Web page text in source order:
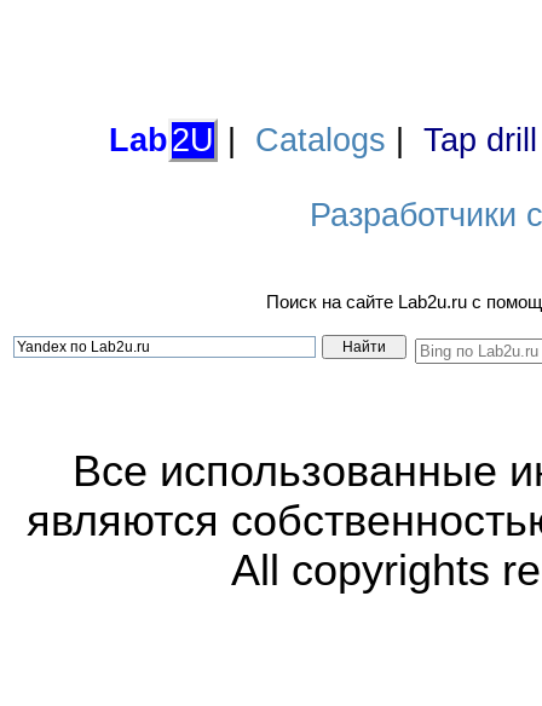
Lab2U Catalogs Tap
Разработчики
Поиск на сайте Lab2u.ru с
Все использованные
являются
All copyrights